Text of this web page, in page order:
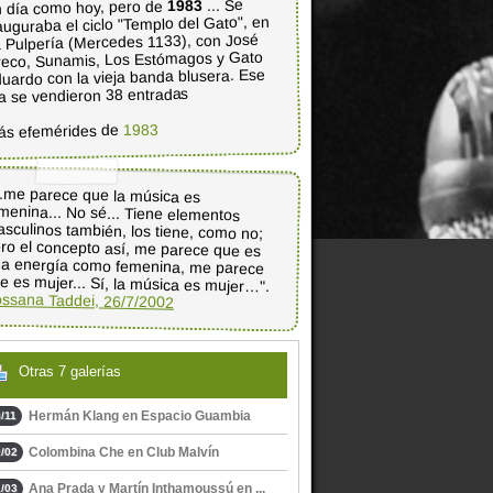
día como hoy, pero de1983 ... Se
el ciclo "Templo del Gato", en
Pulpería (Mercedes 1133), con José
Sunamis, Los Estómagos y Gato
con la vieja banda blusera. Ese
se vendieron 38 entradas
efemérides de 1983
parece que la música es
No sé... Tiene elementos
también, los tiene, como no;
el concepto así, me parece que es
energía como femenina, me parece
es mujer... Sí, la música es mujer…".
Taddei, 26/7/2002
Otras 7 galerías
11 Hermán Klang en Espacio Guambia
02 Colombina Che en Club Malvín
03 Ana Prada y Martín Inthamoussú en ...